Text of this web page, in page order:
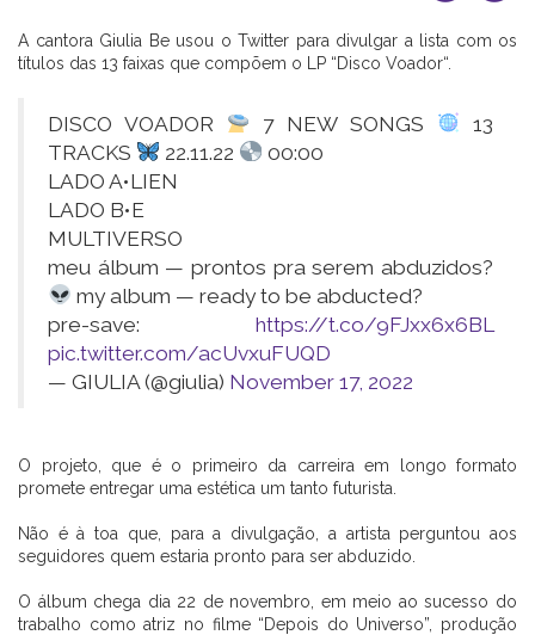
A cantora Giulia Be usou o Twitter para divulgar a lista com os
títulos das 13 faixas que compõem o LP “Disco Voador“.
DISCO VOADOR 7 NEW SONGS
13
TRACKS
22.11.22
00:00
LADO A•LIEN
LADO B•E
MULTIVERSO
meu álbum — prontos pra serem abduzidos?
my album — ready to be abducted?
pre-save: https://t.co/9FJxx6x6BL
pic.twitter.com/acUvxuFUQD
— GIULIA (@giulia) November 17, 2022
O projeto, que é o primeiro da carreira em longo formato
promete entregar uma estética um tanto futurista.
Não é à toa que, para a divulgação, a artista perguntou aos
seguidores quem estaria pronto para ser abduzido.
O álbum chega dia 22 de novembro, em meio ao sucesso do
trabalho como atriz no filme “Depois do Universo”, produção